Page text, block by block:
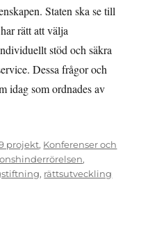
Staten ska se till
rätt att välja
stöd och säkra
Dessa frågor och
idag som ordnades av
projekt, Konferenser och
,
, rättsutveckling